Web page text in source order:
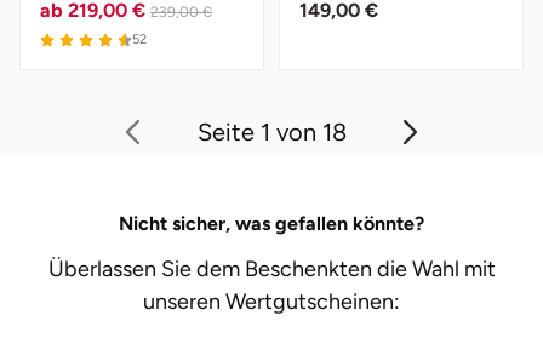
ab 219,00 € 239,00 €
4.6 von 5
52
149,00 €
Seite 1 von 18
Nicht sicher, was gefallen könnte?
Überlassen Sie dem Beschenkten die Wahl mit
unseren Wertgutscheinen: